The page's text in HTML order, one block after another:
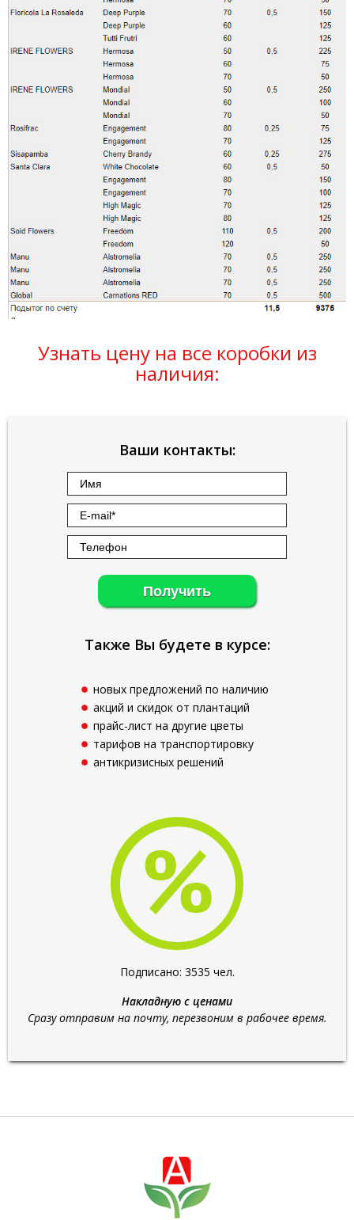
Узнать цену на все коробки из
наличия:
Ваши контакты:
Получить
Также Вы будете в курсе:
новых предложений по наличию
акций и скидок от плантаций
прайс-лист на другие цветы
тарифов на транспортировку
антикризисных решений
Подписано: 3535 чел.
Накладную с ценами
Сразу отправим на почту, перезвоним в рабочее время.